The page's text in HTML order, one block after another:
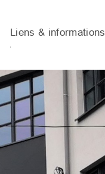
Liens & informations